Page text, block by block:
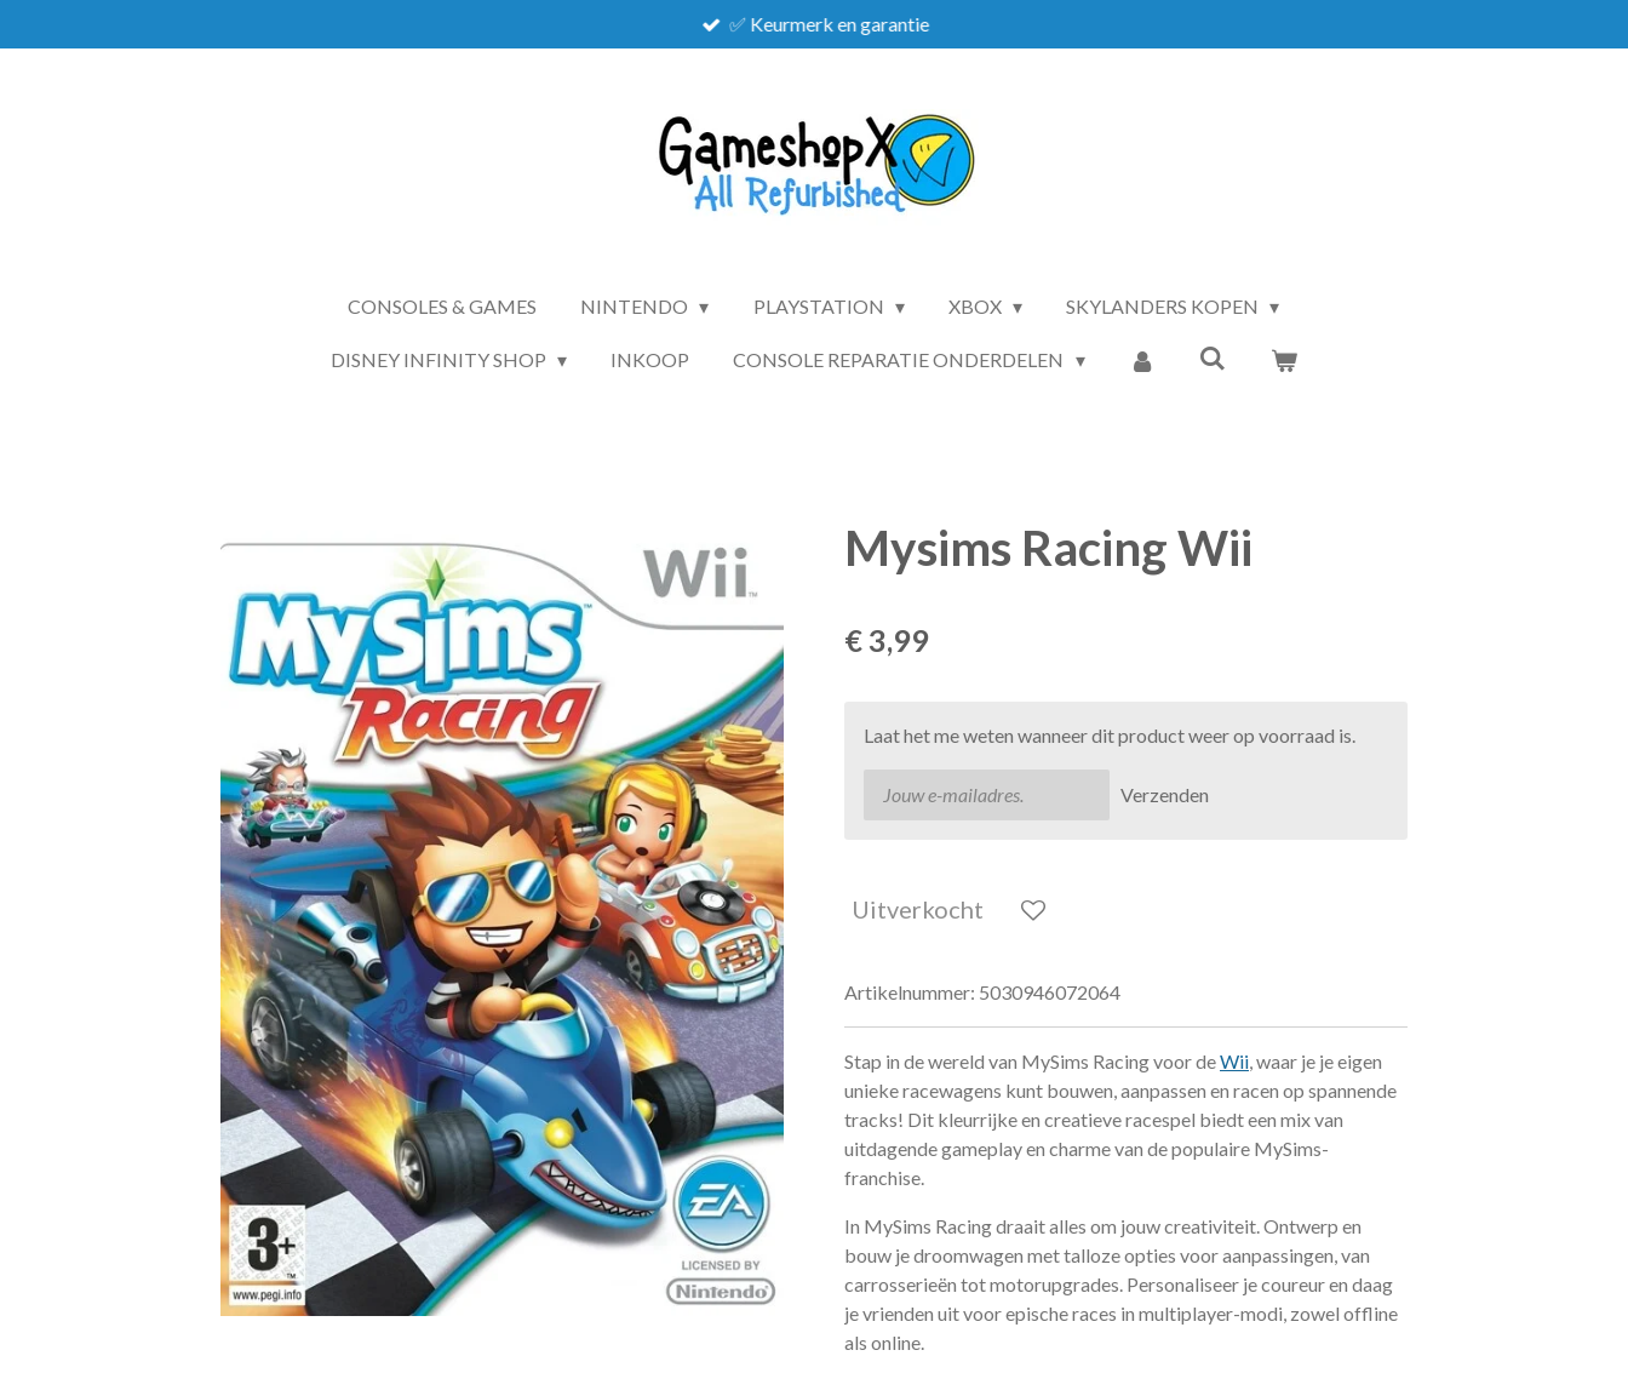
direct
✅ Keurmerk en garantie
CONSOLES & GAMES NINTENDO PLAYSTATION XBOX SKYLANDERS KOPEN
DISNEY INFINITY SHOP INKOOP CONSOLE REPARATIE ONDERDELEN
Mysims Racing Wii
€ 3,99
Laat het me weten wanneer dit product weer op voorraad is.
Verzenden
Uitverkocht
Artikelnummer: 5030946072064
Stap in de wereld van MySims Racing voor deWii, waar je je eigen
unieke racewagens kunt bouwen, aanpassen en racen op spannende
tracks! Dit kleurrijke en creatieve racespel biedt een mix van
uitdagende gameplay en charme van de populaire MySims-
franchise.
In MySims Racing draait alles om jouw creativiteit. Ontwerp en
bouw je droomwagen met talloze opties voor aanpassingen, van
carrosserieën tot motorupgrades. Personaliseer je coureur en daag
je vrienden uit voor epische races in multiplayer-modi, zowel offline
als online.